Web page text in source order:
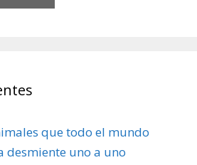
que todo el mundo
desmiente uno a uno